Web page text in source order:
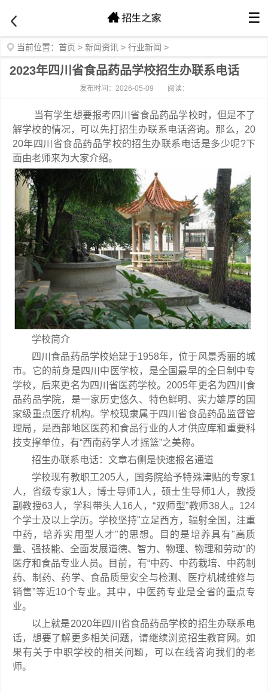
☰
当前位置： 首页 > 新闻资讯 > 行业新闻 >
2023年四川省食品药品学校招生办联系电话
发布时间：2026-05-09 阅读：
当有学生想要报考四川省食品药品学校时，但是不了
解学校的情况，可以先打招生办联系电话咨询。那么，20
20年四川省食品药品学校的招生办联系电话是多少呢?下
面由老师来为大家介绍。
学校简介
四川食品药品学校始建于1958年，位于风景秀丽的城
市。它的前身是四川中医学校，是全国最早的全日制中专
学校，后来更名为四川省医药学校。2005年更名为四川食
品药品学院，是一家历史悠久、特色鲜明、实力雄厚的国
家级重点医疗机构。学校现隶属于四川省食品药品监督管
理局，是西部地区医药和食品行业的人才供应库和重要科
技支撑单位，有“西南药学人才摇篮”之美称。
招生办联系电话：文章右侧是快速报名通道
学校现有教职工205人，国务院给予特殊津贴的专家1
人，省级专家1人，博士导师1人，硕士生导师1人，教授
副教授63人，学科带头人16人，“双师型”教师38人。124
个学士及以上学历。学校坚持"立足西方，辐射全国，注重
中药，培养实用型人才"的思想。目的是培养具有"高质
量、强技能、全面发展道德、智力、物理、物理和劳动"的
医疗和食品专业人员。目前，有“中药、中药栽培、中药制
药、制药、药学、食品质量安全与检测、医疗机械维修与
销售”等近10个专业。其中，中医药专业是全省的重点专
业。
以上就是2020年四川省食品药品学校的招生办联系电
话，想要了解更多相关问题，请继续浏览招生教育网。如
果有关于中职学校的相关问题，可以在线咨询我们的老
师。